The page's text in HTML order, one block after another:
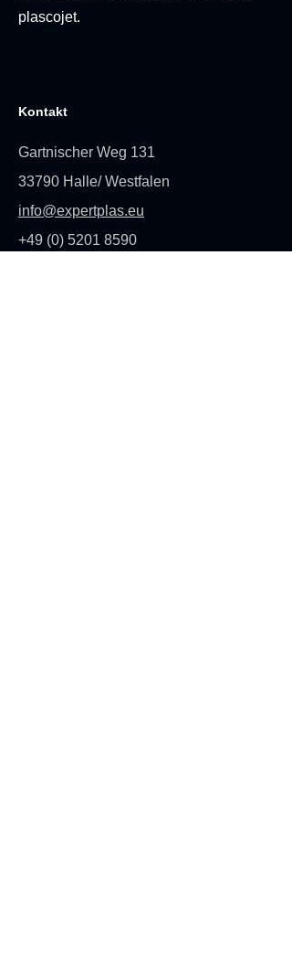
plascojet.
Kontakt
Gartnischer Weg 131
33790 Halle/ Westfalen
info@expertplas.eu
+49 (0) 5201 8590